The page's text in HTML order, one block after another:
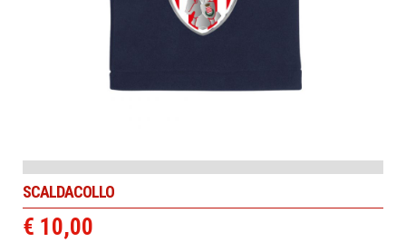
SCALDACOLLO
€ 10,00